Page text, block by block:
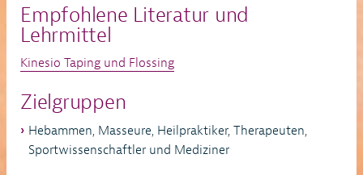
Empfohlene Literatur und
Lehrmittel
Kinesio Taping und Flossing
Zielgruppen
Hebammen, Masseure, Heilpraktiker, Therapeuten,
Sportwissenschaftler und Mediziner